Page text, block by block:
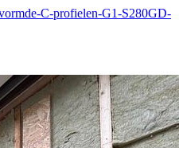
C-profielen-G1-S280GD-